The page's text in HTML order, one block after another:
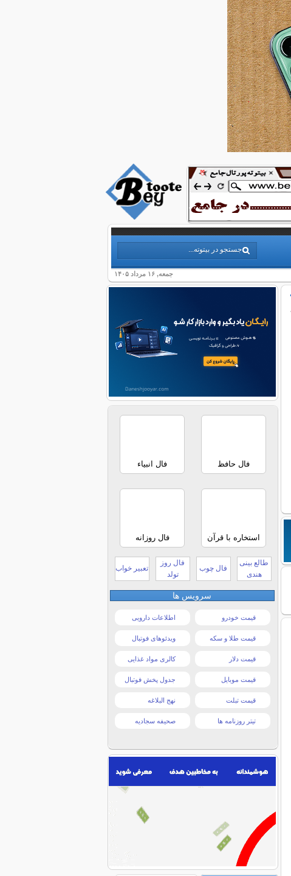
جمعه, ۱۶ مرداد ۱۴۰۵
فال حافظ فال انبیاء
استخاره با قرآن فال روزانه
طالع بینی
هندی
فال چوب
فال روز
تولد
تعبیر خواب
سرویس ها
قیمت خودرو اطلاعات دارویی
قیمت طلا و سکه ویدئوهای فوتبال
قیمت دلار کالری مواد غذایی
قیمت موبایل جدول پخش فوتبال
قیمت تبلت نهج البلاغه
تیتر روزنامه ها صحیفه سجادیه